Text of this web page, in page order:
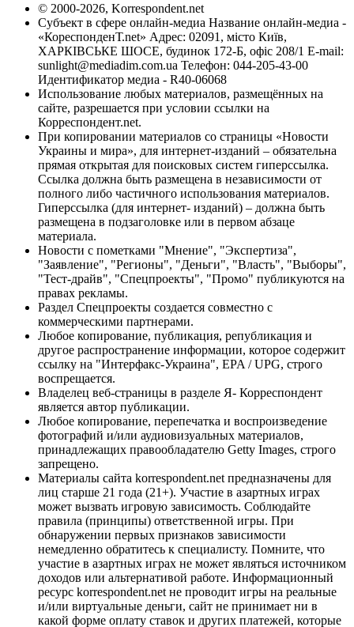
© 2000-2026, Korrespondent.net
Субъект в сфере онлайн-медиа Название онлайн-медиа -
«КореспонденТ.net» Адрес: 02091, місто Київ,
ХАРКІВСЬКЕ ШОСЕ, будинок 172-Б, офіс 208/1 E-mail:
sunlight@mediadim.com.ua Телефон: 044-205-43-00
Идентификатор медиа - R40-06068
Использование любых материалов, размещённых на
сайте, разрешается при условии ссылки на
Корреспондент.net.
При копировании материалов со страницы «Новости
Украины и мира», для интернет-изданий – обязательна
прямая открытая для поисковых систем гиперссылка.
Ссылка должна быть размещена в независимости от
полного либо частичного использования материалов.
Гиперссылка (для интернет- изданий) – должна быть
размещена в подзаголовке или в первом абзаце
материала.
Новости с пометками "Мнение", "Экспертиза",
"Заявление", "Регионы", "Деньги", "Власть", "Выборы",
"Тест-драйв", "Спецпроекты", "Промо" публикуются на
правах рекламы.
Раздел Спецпроекты создается совместно с
коммерческими партнерами.
Любое копирование, публикация, републикация и
другое распространение информации, которое содержит
ссылку на "Интерфакс-Украина", EPA / UPG, строго
воспрещается.
Владелец веб-страницы в разделе Я- Корреспондент
является автор публикации.
Любое копирование, перепечатка и воспроизведение
фотографий и/или аудиовизуальных материалов,
принадлежащих правообладателю Getty Images, строго
запрещено.
Материалы сайта korrespondent.net предназначены для
лиц старше 21 года (21+). Участие в азартных играх
может вызвать игровую зависимость. Соблюдайте
правила (принципы) ответственной игры. При
обнаружении первых признаков зависимости
немедленно обратитесь к специалисту. Помните, что
участие в азартных играх не может являться источником
доходов или альтернативой работе. Информационный
ресурс korrespondent.net не проводит игры на реальные
и/или виртуальные деньги, сайт не принимает ни в
какой форме оплату ставок и других платежей, которые